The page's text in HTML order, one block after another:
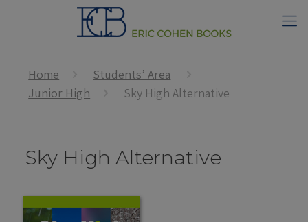
Home
Students’ Area
Junior High
Sky High Alternative
Sky High Alternative